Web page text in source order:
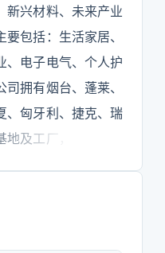
新兴材料、未来产业
包括：生活家居、
、电子电气、个人护
拥有烟台、蓬莱、
、匈牙利、捷克、瑞
及工厂，形成了强
余个国家和地区设